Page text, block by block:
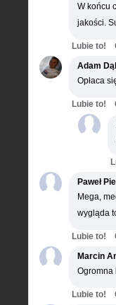
W końcu
jakości.
Lubie to!
Adam
Opłaca
Lubie to!
Paweł
Mega,
wygląda
Lubie to!
Marcin
Ogromna
Lubie to!